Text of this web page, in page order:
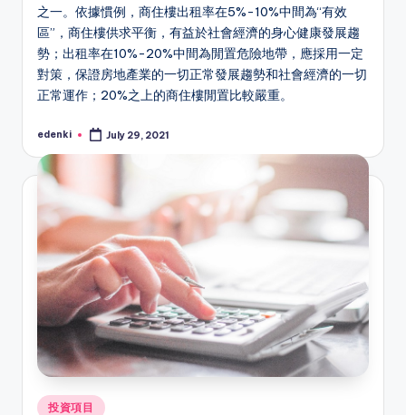
之一。依據慣例，商住樓出租率在5%-10%中間為“有效
區”，商住樓供求平衡，有益於社會經濟的身心健康發展趨
勢；出租率在10%-20%中間為閒置危險地帶，應採用一定
對策，保證房地產業的一切正常發展趨勢和社會經濟的一切
正常運作；20%之上的商住樓閒置比較嚴重。
Posted
edenki July 29, 2021
Posted
投資項目